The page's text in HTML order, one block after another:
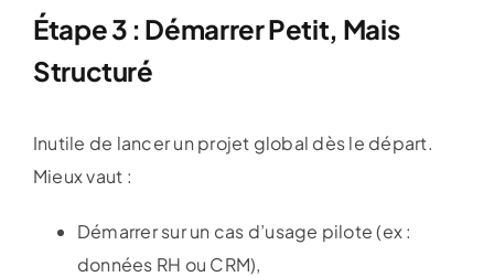
Étape 3 : Démarrer Petit, Mais
Structuré
Inutile de lancer un projet global dès le départ.
Mieux vaut :
Démarrer sur un cas d’usage pilote (ex :
données RH ou CRM),